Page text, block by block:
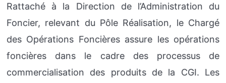
Rattaché à la Direction de l’Administration du
Foncier, relevant du Pôle Réalisation, le Chargé
des Opérations Foncières assure les opérations
foncières dans le cadre des processus de
commercialisation des produits de la CGI. Les